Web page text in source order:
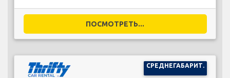
ПОСМОТРЕТЬ...
СРЕДНЕГАБАРИТ.